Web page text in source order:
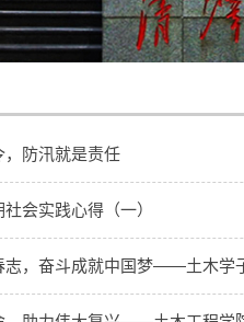
，防汛就是责任
会实践心得（一）
志，奋斗成就中国梦——土木学